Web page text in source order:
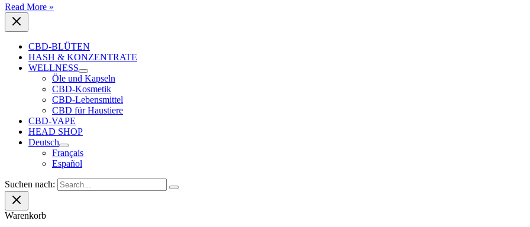
Read More »
CBD-BLÜTEN
HASH & KONZENTRATE
WELLNESS
Öle und Kapseln
CBD-Kosmetik
CBD-Lebensmittel
CBD für Haustiere
CBD-VAPE
HEAD SHOP
Deutsch
Français
Español
Suchen nach:
Warenkorb